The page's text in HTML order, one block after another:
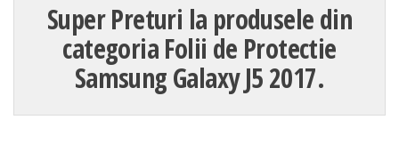
Super Preturi la produsele din
categoria Folii de Protectie
Samsung Galaxy J5 2017.